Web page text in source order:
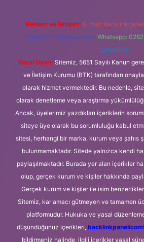
Reklam ve İletişim: E-mail:
forumhizmeti@gmail.com Whatsapp:
@karabul
Yasal Uyarı: Sitemiz, 5651 Sayılı Kanun
ve İletişim Kurumu (BTK) tarafından
olarak hizmet vermektedir. Bu nedenle,
olarak denetleme veya araştırma
Ancak, üyelerimiz yazdıkları içeriklerin
siteye üye olarak bu sorumluluğu kabul
sitesi, herhangi bir marka, kurum veya şahıs
bulunmamaktadır. Sitede yalnızca kendi
paylaşılmaktadır. Burada yer alan içerikler
olup, gerçek kurum ve kişiler hakkında
Gerçek kurum ve kişiler ile isim
Sitemiz, kar amacı gütmeyen ve tamamen
platformudur. Hukuka ve yasal
düşündüğünüz içerikleri,
bildirmeniz halinde, ilgili içerikler yasal